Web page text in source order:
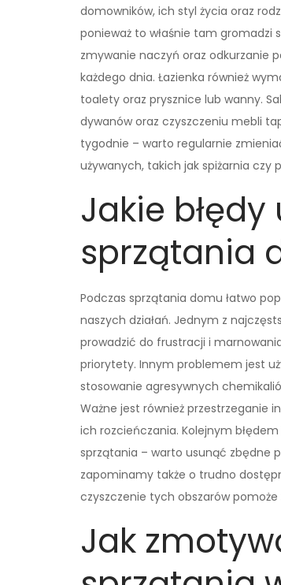
domowników, ich styl życia oraz
ponieważ to właśnie tam gromadzi
zmywanie naczyń oraz odkurzanie
każdego dnia. Łazienka również
toalety oraz prysznice lub wanny.
dywanów oraz czyszczeniu mebli
tygodnie – warto regularnie
używanych, takich jak spiżarnia czy
Jakie
sprzątania
Podczas sprzątania domu łatwo
naszych działań. Jednym z
prowadzić do frustracji i
priorytety. Innym problemem jest
stosowanie agresywnych
Ważne jest również przestrzeganie
ich rozcieńczania. Kolejnym
sprzątania – warto usunąć zbędne
zapominamy także o trudno
czyszczenie tych obszarów
Jak